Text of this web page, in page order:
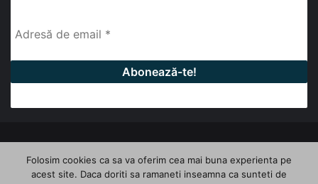
Folosim cookies ca sa va oferim cea mai buna experienta pe
acest site. Daca doriti sa ramaneti inseamna ca sunteti de